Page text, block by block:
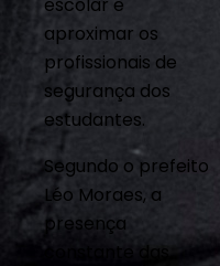
aproximar os
profissionais de
segurança dos
estudantes.
Segundo o prefeito
Léo Moraes, a
presença
constante das